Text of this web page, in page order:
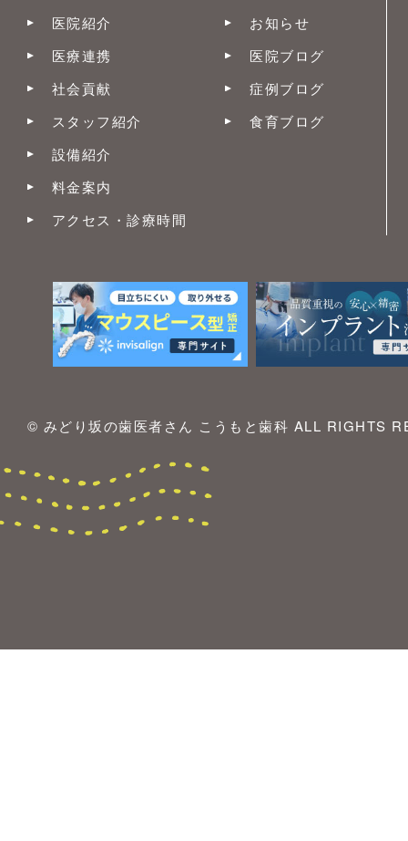
医院紹介
医療連携
社会貢献
スタッフ紹介
設備紹介
料金案内
アクセス・診療時間
お知らせ
医院ブログ
症例ブログ
食育ブログ
© みどり坂の歯医者さん こうもと歯科 ALL RIGHTS